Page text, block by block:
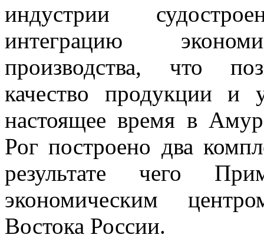
индустрии
интеграцию
производства, что
качество продукции
настоящее время в
Рог построено два
результате чего
экономическим
Востока России.